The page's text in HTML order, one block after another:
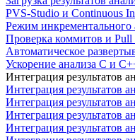
PVS-Studio и Continuous
Режим инкрементального
Проверка коммитов и Pull
Автоматическое
Ускорение анализа C и
Интеграция результатов
Интеграция результатов
Интеграция результатов
Интеграция результатов
Интеграция результатов